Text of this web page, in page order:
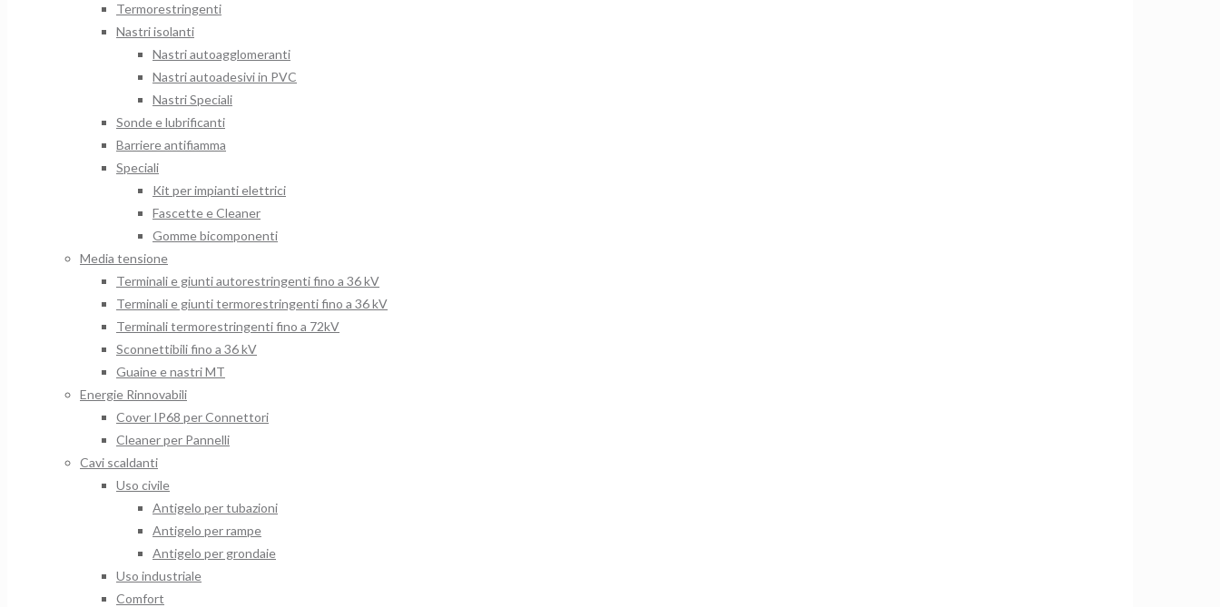
Termorestringenti
Nastri isolanti
Nastri autoagglomeranti
Nastri autoadesivi in PVC
Nastri Speciali
Sonde e lubrificanti
Barriere antifiamma
Speciali
Kit per impianti elettrici
Fascette e Cleaner
Gomme bicomponenti
Media tensione
Terminali e giunti autorestringenti fino a 36 kV
Terminali e giunti termorestringenti fino a 36 kV
Terminali termorestringenti fino a 72kV
Sconnettibili fino a 36 kV
Guaine e nastri MT
Energie Rinnovabili
Cover IP68 per Connettori
Cleaner per Pannelli
Cavi scaldanti
Uso civile
Antigelo per tubazioni
Antigelo per rampe
Antigelo per grondaie
Uso industriale
Comfort